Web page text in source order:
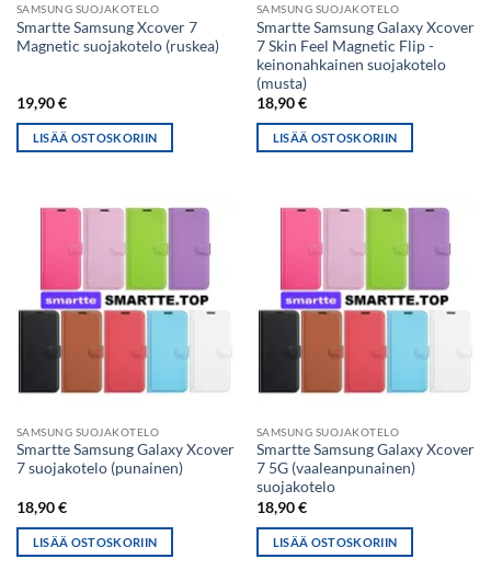
SAMSUNG SUOJAKOTELO
Smartte Samsung Xcover 7
Magnetic suojakotelo (ruskea)
19,90€
LISÄÄ OSTOSKORIIN
SAMSUNG SUOJAKOTELO
Smartte Samsung Galaxy Xcover
7 Skin Feel Magnetic Flip -
keinonahkainen suojakotelo
(musta)
18,90€
LISÄÄ OSTOSKORIIN
SAMSUNG SUOJAKOTELO
Smartte Samsung Galaxy Xcover
7 suojakotelo (punainen)
18,90€
LISÄÄ OSTOSKORIIN
SAMSUNG SUOJAKOTELO
Smartte Samsung Galaxy Xcover
7 5G (vaaleanpunainen)
suojakotelo
18,90€
LISÄÄ OSTOSKORIIN